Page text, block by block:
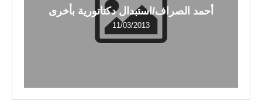
أحمد الصراف/استبدال دكتاتورية بأخرى
11/03/2013